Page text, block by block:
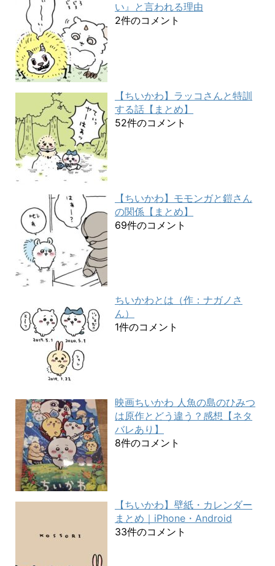
い』と言われる理由
2件のコメント
【ちいかわ】ラッコさんと特訓
する話【まとめ】
52件のコメント
【ちいかわ】モモンガと鎧さん
の関係【まとめ】
69件のコメント
ちいかわとは（作：ナガノさ
ん）
1件のコメント
映画ちいかわ 人魚の島のひみつ
は原作とどう違う？感想【ネタ
バレあり】
8件のコメント
【ちいかわ】壁紙・カレンダー
まとめ｜iPhone・Android
33件のコメント